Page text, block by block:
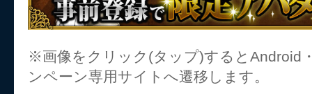
※画像をクリック(タップ)するとAndroid
ンペーン専用サイトへ遷移します。